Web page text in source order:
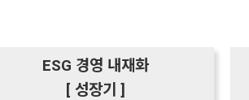
ESG 경영 내재화
[ 성장기 ]